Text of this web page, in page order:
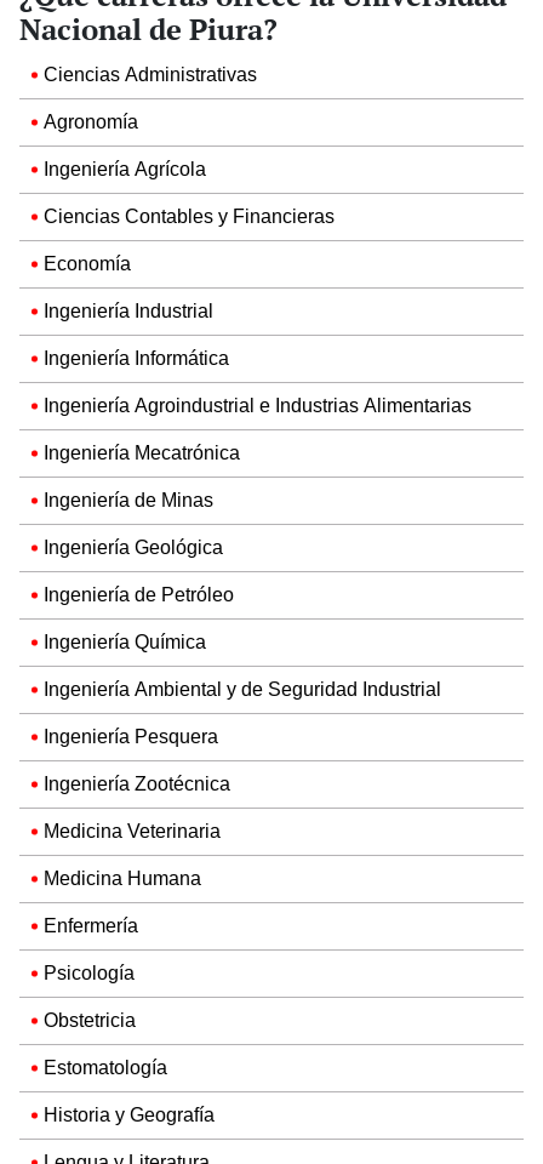
Nacional de Piura?
Ciencias Administrativas
Agronomía
Ingeniería Agrícola
Ciencias Contables y Financieras
Economía
Ingeniería Industrial
Ingeniería Informática
Ingeniería Agroindustrial e Industrias Alimentarias
Ingeniería Mecatrónica
Ingeniería de Minas
Ingeniería Geológica
Ingeniería de Petróleo
Ingeniería Química
Ingeniería Ambiental y de Seguridad Industrial
Ingeniería Pesquera
Ingeniería Zootécnica
Medicina Veterinaria
Medicina Humana
Enfermería
Psicología
Obstetricia
Estomatología
Historia y Geografía